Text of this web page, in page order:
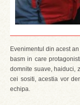
Evenimentul din acest
basm in care
domnite suave, haiduci,
cei sositi, acestia vor
echipa.